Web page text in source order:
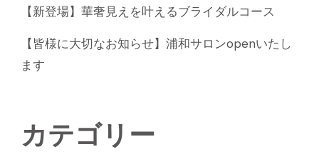
【新登場】華奢見えを叶えるブライダルコース
【皆様に大切なお知らせ】浦和サロンopenいたし
ます
カテゴリー